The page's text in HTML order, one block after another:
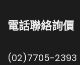
電話聯絡詢價
(02)7705-2393